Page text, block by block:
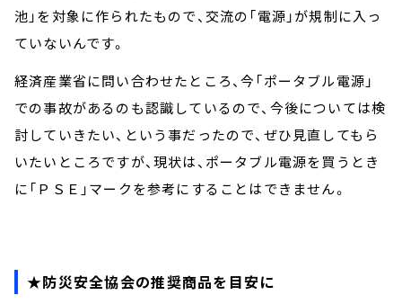
池」を対象に作られたもので、交流の「電源」が規制に入っ
ていないんです。
経済産業省に問い合わせたところ、今「ポータブル電源」
での事故があるのも認識しているので、今後については検
討していきたい、という事だったので、ぜひ見直してもら
いたいところですが、現状は、ポータブル電源を買うとき
に「ＰＳＥ」マークを参考にすることはできません。
★防災安全協会の推奨商品を目安に